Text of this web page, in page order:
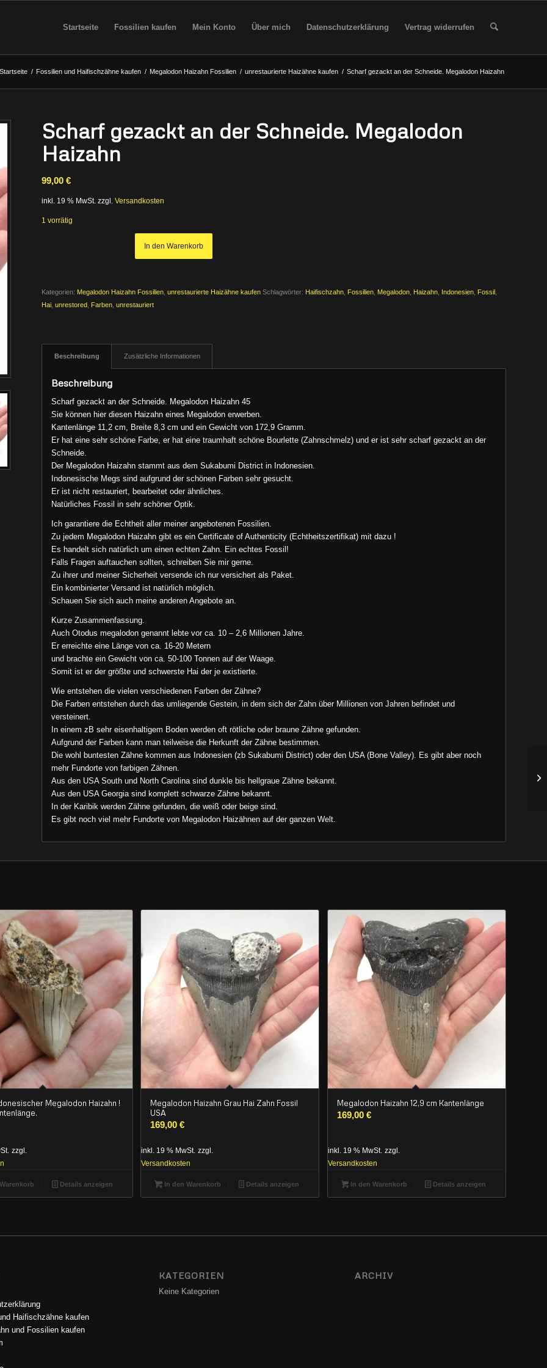
Startseite Fossilien kaufen Mein Konto Über mich Datenschutzerklärung Vertrag widerrufen
Startseite / Fossilien und Haifischzähne kaufen / Megalodon Haizahn Fossilien / unrestaurierte Haizähne kaufen / Scharf gezackt an der Schneide. Megalodon Haizahn
Scharf gezackt an der Schneide. Megalodon
Haizahn
99,00€
inkl. 19 % MwSt. zzgl.Versandkosten
1 vorrätig
In den Warenkorb
Kategorien: Megalodon Haizahn Fossilien ,unrestaurierte Haizähne kaufen Schlagwörter: Haifischzahn Fossilien Megalodon Haizahn Indonesien Fossil
Hai ,unrestored Farben ,unrestauriert
Beschreibung Zusätzliche Informationen
Beschreibung
Scharf gezackt an der Schneide. Megalodon Haizahn 45
Sie können hier diesen Haizahn eines Megalodon erwerben.
Kantenlänge 11,2 cm, Breite 8,3 cm und ein Gewicht von 172,9 Gramm.
Er hat eine sehr schöne Farbe, er hat eine traumhaft schöne Bourlette (Zahnschmelz) und er ist sehr scharf gezackt an der
Schneide.
Der Megalodon Haizahn stammt aus dem Sukabumi District in Indonesien.
Indonesische Megs sind aufgrund der schönen Farben sehr gesucht.
Er ist nicht restauriert, bearbeitet oder ähnliches.
Natürliches Fossil in sehr schöner Optik.
Ich garantiere die Echtheit aller meiner angebotenen Fossilien.
Zu jedem Megalodon Haizahn gibt es ein Certificate of Authenticity (Echtheitszertifikat) mit dazu !
Es handelt sich natürlich um einen echten Zahn. Ein echtes Fossil!
Falls Fragen auftauchen sollten, schreiben Sie mir gerne.
Zu ihrer und meiner Sicherheit versende ich nur versichert als Paket.
Ein kombinierter Versand ist natürlich möglich.
Schauen Sie sich auch meine anderen Angebote an.
Kurze Zusammenfassung.
Auch Otodus megalodon genannt lebte vor ca. 10 – 2,6 Millionen Jahre.
Er erreichte eine Länge von ca. 16-20 Metern
und brachte ein Gewicht von ca. 50-100 Tonnen auf der Waage.
Somit ist er der größte und schwerste Hai der je existierte.
Wie entstehen die vielen verschiedenen Farben der Zähne?
Die Farben entstehen durch das umliegende Gestein, in dem sich der Zahn über Millionen von Jahren befindet und
versteinert.
In einem zB sehr eisenhaltigem Boden werden oft rötliche oder braune Zähne gefunden.
Aufgrund der Farben kann man teilweise die Herkunft der Zähne bestimmen.
Die wohl buntesten Zähne kommen aus Indonesien (zb Sukabumi District) oder den USA (Bone Valley). Es gibt aber noch
mehr Fundorte von farbigen Zähnen.
Aus den USA South und North Carolina sind dunkle bis hellgraue Zähne bekannt.
Aus den USA Georgia sind komplett schwarze Zähne bekannt.
In der Karibik werden Zähne gefunden, die weiß oder beige sind.
Es gibt noch viel mehr Fundorte von Megalodon Haizähnen auf der ganzen Welt.
Megalodon Haizahn !
zzgl.
Details anzeigen
Megalodon Haizahn Grau Hai Zahn Fossil
USA
169,00€
inkl. 19 % MwSt. zzgl.
Versandkosten
In den Warenkorb Details anzeigen
Megalodon Haizahn 12,9 cm Kantenlänge
169,00 €
inkl. 19 % MwSt. zzgl.
Versandkosten
In den Warenkorb Details anzeigen
Haifischzähne kaufen
und Fossilien kaufen
KATEGORIEN
Keine Kategorien
ARCHIV